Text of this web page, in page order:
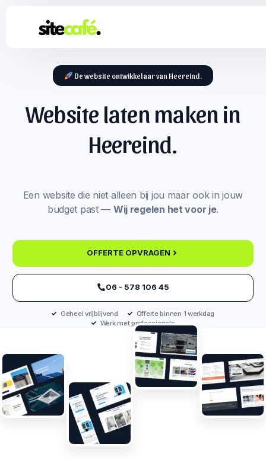
De website ontwikkelaar van Heereind.
Website laten maken in
Heereind.
Een website die niet alleen bij jou maar ook in jouw
budget past — Wij regelen het voor je.
OFFERTE OPVRAGEN
‪06 - 578 106 45‬
Geheel vrijblijvend
Offerte binnen 1 werkdag
Werk met professionals